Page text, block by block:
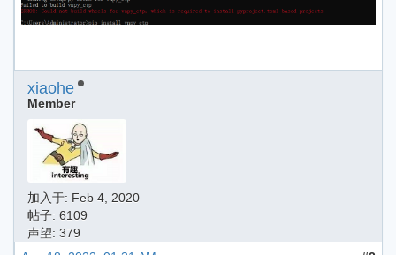
xiaohe
Member
加入于: Feb 4, 2020
帖子: 6109
声望: 379